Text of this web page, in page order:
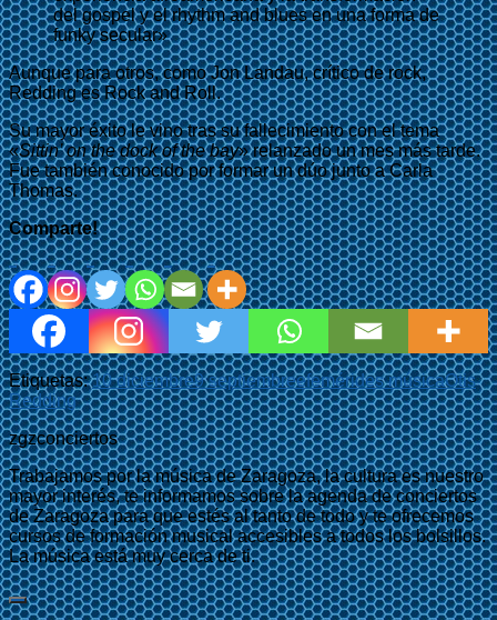
del gospel y el rhythm and blues en una forma de
funky secular»
Aunque para otros, como Jon Landau, crítico de rock,
Redding es Rock and Roll.
Su mayor éxito le vino tras su fallecimiento con el tema
«Sittin’ on the dock of the bay» relanzado un mes más tarde.
Fue también conocido por formar un dúo junto a Carla
Thomas.
Comparte!
Etiquetas:10 diciembre9 septiembreefemérides músicaOtis
Redding
zgzconciertos
Trabajamos por la música de Zaragoza, la cultura es nuestro
mayor interés, te informamos sobre la agenda de conciertos
de Zaragoza para que estés al tanto de todo y te ofrecemos
cursos de formación musical accesibles a todos los bolsillos.
La música está muy cerca de ti.